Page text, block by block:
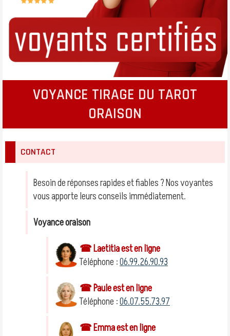
VOYANCE TIRAGE DU TAROT
ORAISON
CONTACT
Besoin de réponses rapides et fiables ? Nos voyantes
vous apporte leurs conseils immédiatement.
Voyance oraison
☎ Laetitia est en ligne
Téléphone :06.99.26.90.93
☎ Paule est en ligne
Téléphone :06.07.55.73.97
☎ Emma est en ligne